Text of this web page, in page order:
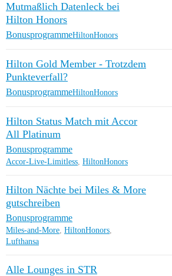
Mutmaßlich Datenleck bei
Hilton Honors
BonusprogrammeHiltonHonors
Hilton Gold Member - Trotzdem
Punkteverfall?
BonusprogrammeHiltonHonors
Hilton Status Match mit Accor
All Platinum
Bonusprogramme
Accor-Live-Limitless, HiltonHonors
Hilton Nächte bei Miles & More
gutschreiben
Bonusprogramme
Miles-and-More, HiltonHonors,
Lufthansa
Alle Lounges in STR